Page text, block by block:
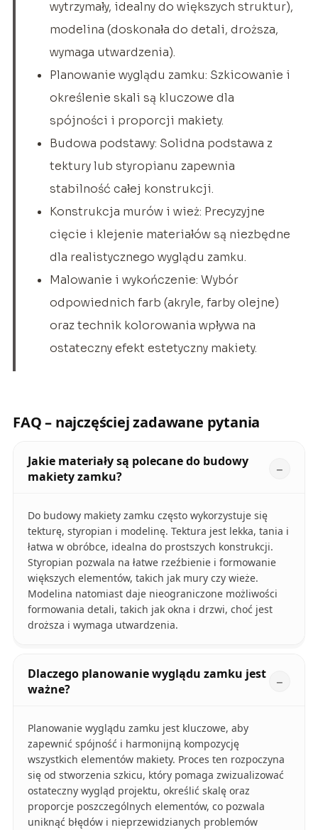
wytrzymały, idealny do większych struktur),
modelina (doskonała do detali, droższa,
wymaga utwardzenia).
Planowanie wyglądu zamku: Szkicowanie i
określenie skali są kluczowe dla
spójności i proporcji makiety.
Budowa podstawy: Solidna podstawa z
tektury lub styropianu zapewnia
stabilność całej konstrukcji.
Konstrukcja murów i wież: Precyzyjne
cięcie i klejenie materiałów są niezbędne
dla realistycznego wyglądu zamku.
Malowanie i wykończenie: Wybór
odpowiednich farb (akryle, farby olejne)
oraz technik kolorowania wpływa na
ostateczny efekt estetyczny makiety.
FAQ – najczęściej zadawane pytania
Jakie materiały są polecane do budowy
makiety zamku?
Do budowy makiety zamku często wykorzystuje się
tekturę, styropian i modelinę. Tektura jest lekka, tania i
łatwa w obróbce, idealna do prostszych konstrukcji.
Styropian pozwala na łatwe rzeźbienie i formowanie
większych elementów, takich jak mury czy wieże.
Modelina natomiast daje nieograniczone możliwości
formowania detali, takich jak okna i drzwi, choć jest
droższa i wymaga utwardzenia.
Dlaczego planowanie wyglądu zamku jest
ważne?
Planowanie wyglądu zamku jest kluczowe, aby
zapewnić spójność i harmonijną kompozycję
wszystkich elementów makiety. Proces ten rozpoczyna
się od stworzenia szkicu, który pomaga zwizualizować
ostateczny wygląd projektu, określić skalę oraz
proporcje poszczególnych elementów, co pozwala
uniknąć błędów i nieprzewidzianych problemów